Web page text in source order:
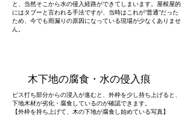
と、当然そこから水の侵入経路ができてしまいます。屋根屋的
にはタブーと言われる手法ですが、当時はこれが“普通”だった
ため、今でも雨漏りの原因になっている現場が少なくありませ
ん。
木下地の腐食・水の侵入痕
ビス打ち部分からの浸入が進むと、外枠を少し持ち上げると、
下地木材が劣化・腐食しているのが確認できます。
【外枠を持ち上げて、木の下地が腐食し始めている写真】